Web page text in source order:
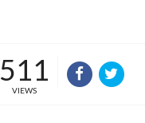
511
VIEWS